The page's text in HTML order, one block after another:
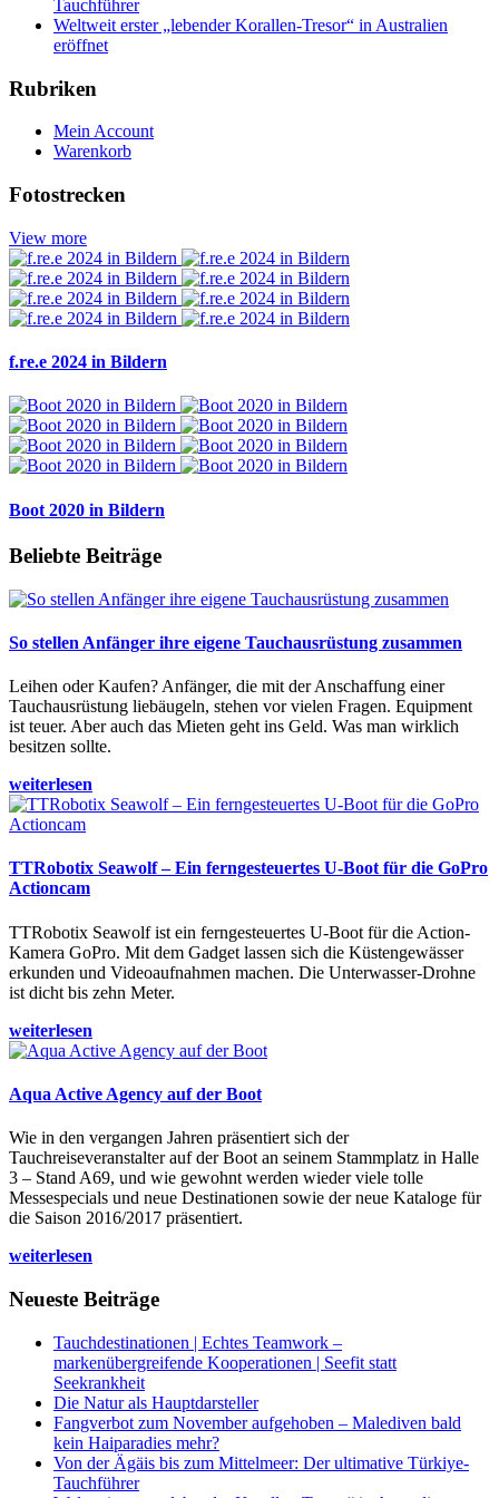
Tauchführer
Weltweit erster „lebender Korallen-Tresor“ in Australien
eröffnet
Rubriken
Mein Account
Warenkorb
Fotostrecken
View more
f.re.e 2024 in Bildern
Boot 2020 in Bildern
Beliebte Beiträge
So stellen Anfänger ihre eigene Tauchausrüstung zusammen
Leihen oder Kaufen? Anfänger, die mit der Anschaffung einer
Tauchausrüstung liebäugeln, stehen vor vielen Fragen. Equipment
ist teuer. Aber auch das Mieten geht ins Geld. Was man wirklich
besitzen sollte.
weiterlesen
TTRobotix Seawolf – Ein ferngesteuertes U-Boot für die GoPro
Actioncam
TTRobotix Seawolf ist ein ferngesteuertes U-Boot für die Action-
Kamera GoPro. Mit dem Gadget lassen sich die Küstengewässer
erkunden und Videoaufnahmen machen. Die Unterwasser-Drohne
ist dicht bis zehn Meter.
weiterlesen
Aqua Active Agency auf der Boot
Wie in den vergangen Jahren präsentiert sich der
Tauchreiseveranstalter auf der Boot an seinem Stammplatz in Halle
3 – Stand A69, und wie gewohnt werden wieder viele tolle
Messespecials und neue Destinationen sowie der neue Kataloge für
die Saison 2016/2017 präsentiert.
weiterlesen
Neueste Beiträge
Tauchdestinationen | Echtes Teamwork –
markenübergreifende Kooperationen | Seefit statt
Seekrankheit
Die Natur als Hauptdarsteller
Fangverbot zum November aufgehoben – Malediven bald
kein Haiparadies mehr?
Von der Ägäis bis zum Mittelmeer: Der ultimative Türkiye-
Tauchführer